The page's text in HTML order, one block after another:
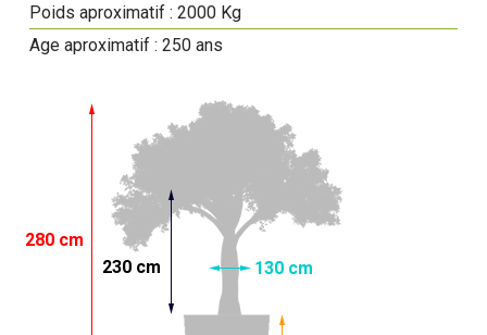
Poids aproximatif : 2000 Kg
Age aproximatif : 250 ans
230 cm
280 cm
130 cm